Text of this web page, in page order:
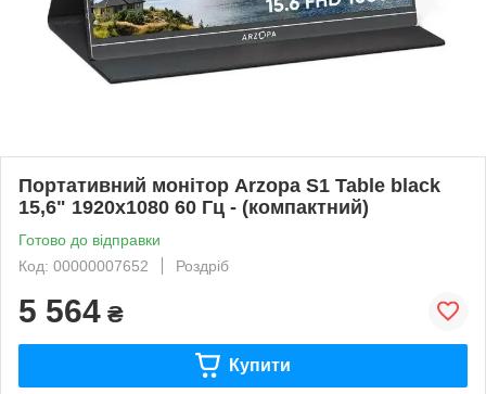
Портативний монітор Arzopa S1 Table black
15,6" 1920x1080 60 Гц - (компактний)
Готово до відправки
Код: 00000007652
Роздріб
5 564 ₴
Купити